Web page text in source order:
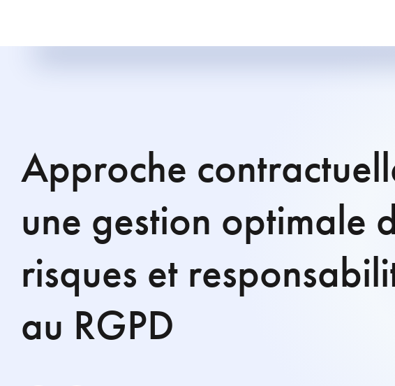
Approche
une gestion optimale
risques et
au RGPD